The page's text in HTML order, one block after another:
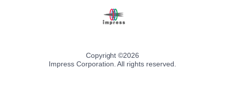
Copyright ©2026
Impress Corporation. All rights reserved.